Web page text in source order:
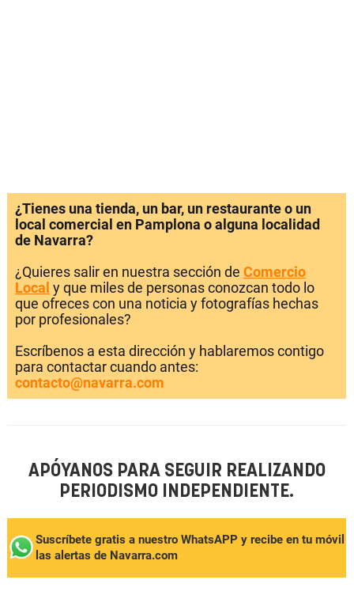
¿Tienes una tienda, un bar, un restaurante o un
local comercial en Pamplona o alguna localidad
de Navarra?
¿Quieres salir en nuestra sección de Comercio
Local y que miles de personas conozcan todo lo
que ofreces con una noticia y fotografías hechas
por profesionales?
Escríbenos a esta dirección y hablaremos contigo
para contactar cuando antes:
contacto@navarra.com
APÓYANOS PARA SEGUIR REALIZANDO
PERIODISMO INDEPENDIENTE.
Suscríbete gratis a nuestro WhatsAPP y recibe en tu móvil
las alertas de Navarra.com